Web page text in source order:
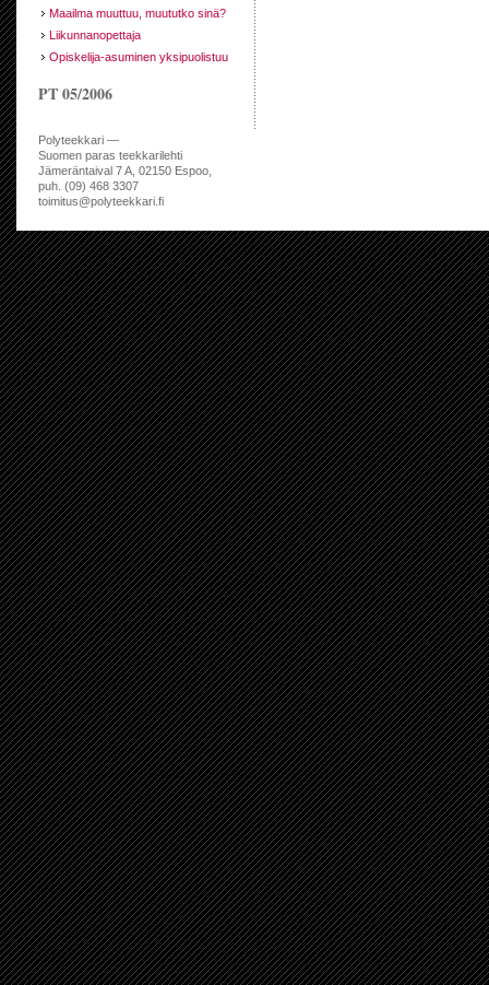
Maailma muuttuu, muututko sinä?
Liikunnanopettaja
Opiskelija-asuminen yksipuolistuu
PT 05/2006
Polyteekkari —
Suomen paras teekkarilehti
Jämeräntaival 7 A, 02150 Espoo,
puh. (09) 468 3307
toimitus@polyteekkari.fi